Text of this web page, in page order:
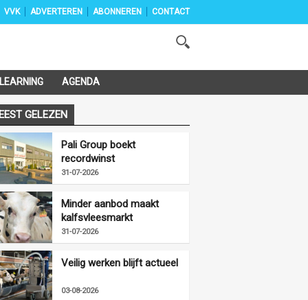
AGENDA
VVK ADVERTEREN ABONNEREN CONTACT
GELEZEN
Pali Group boekt
recordwinst
31-07-2026
Minder aanbod maakt
kalfsvleesmarkt
vriendelijker
31-07-2026
Veilig werken blijft actueel
03-08-2026